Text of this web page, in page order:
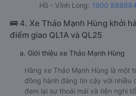
Hồ - Vĩnh Long: 1900 888684
🚌 4. Xe Thảo Mạnh Hùng khởi
điểm giao QL1A và QL25
a. Giới thiệu xe Thảo Mạnh Hùng
Hãng xe Thảo Mạnh Hùng là một
đồng hành đáng tin cậy với nhiều
đem lại sự thoải mái và tiện nghi